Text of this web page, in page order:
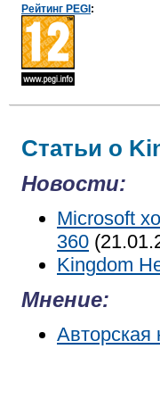
Рейтинг PEGI :
Статьи о
Новости:
Microsoft
360
Kingdom
Мнение:
Авторская